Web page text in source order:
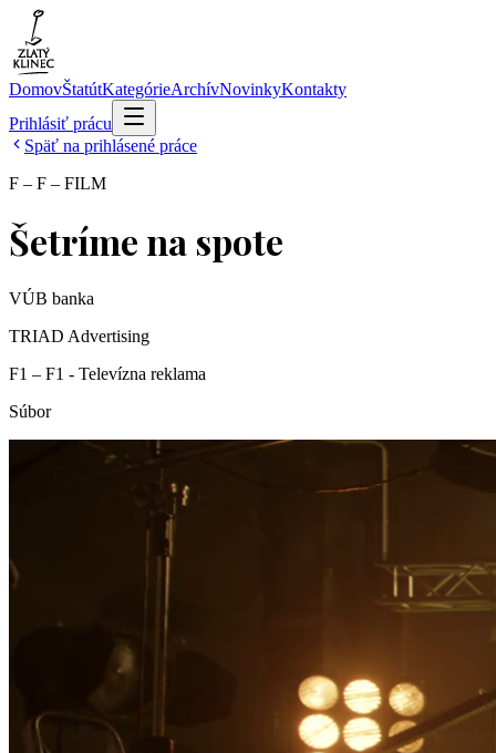
DomovŠtatútKategórieArchívNovinkyKontakty
Prihlásiť prácu
Späť na prihlásené práce
F – F – FILM
Šetríme na spote
VÚB banka
TRIAD Advertising
F1 – F1 - Televízna reklama
Súbor